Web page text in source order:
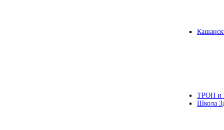
ТРОН и
Школа